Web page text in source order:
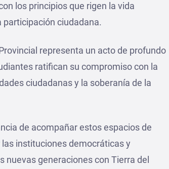
los principios que rigen la vida
ciudadana.
representa un acto de profundo
ratifican su compromiso con la
ciudadanas y la soberanía de la
de acompañar estos espacios de
instituciones democráticas y
generaciones con Tierra del